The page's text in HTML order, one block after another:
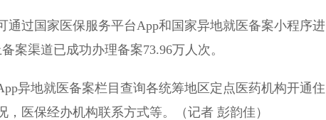
国家医保服务平台App和国家异地就医备案小程序进
案渠道已成功办理备案73.96万人次。
地就医备案栏目查询各统筹地区定点医药机构开通住
医保经办机构联系方式等。（记者 彭韵佳）